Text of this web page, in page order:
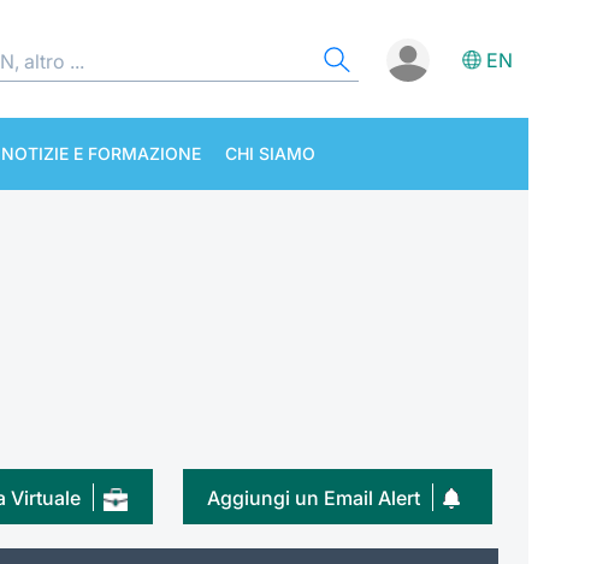
EN
NOTIZIE E FORMAZIONE CHI SIAMO
Aggiungi un Email Alert
Virtuale